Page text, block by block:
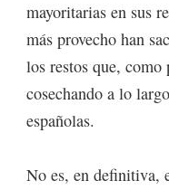
mayoritarias en sus
más provecho han
los restos que,
cosechando a lo
españolas.
No es, en definitiva,